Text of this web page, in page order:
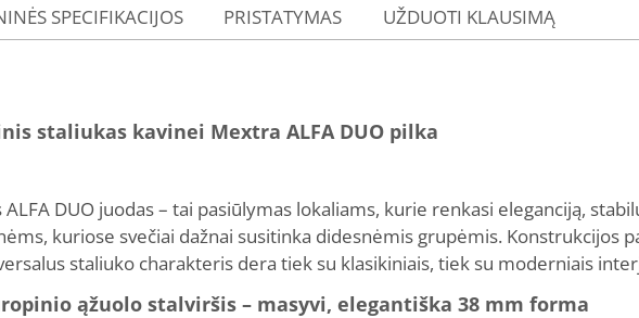
SPECIFIKACIJOS PRISTATYMAS UŽDUOTI KLAUSIMĄ
staliukas kavinei Mextra ALFA DUO pilka
DUO juodas – tai pasiūlymas lokaliams, kurie renkasi eleganciją,
kuriose svečiai dažnai susitinka didesnėmis grupėmis. Konstrukcijos
staliuko charakteris dera tiek su klasikiniais, tiek su moderniais
ąžuolo stalviršis – masyvi, elegantiška 38 mm forma